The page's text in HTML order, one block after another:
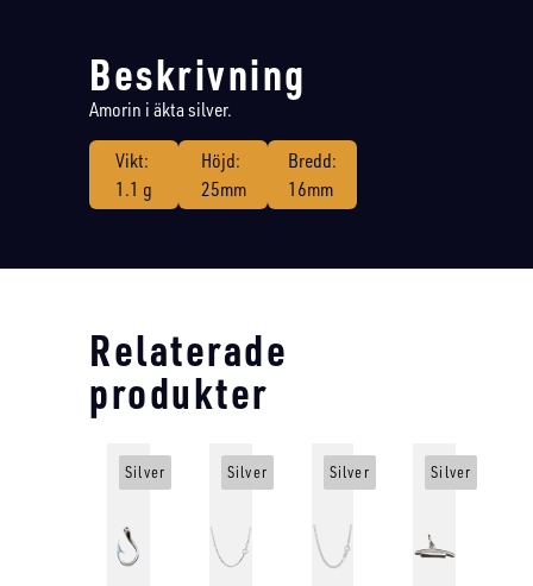
Beskrivning
Amorin i äkta silver.
Vikt:
1.1 g
Höjd:
25mm
Bredd:
16mm
Relaterade
produkter
Silver Silver Silver Silver